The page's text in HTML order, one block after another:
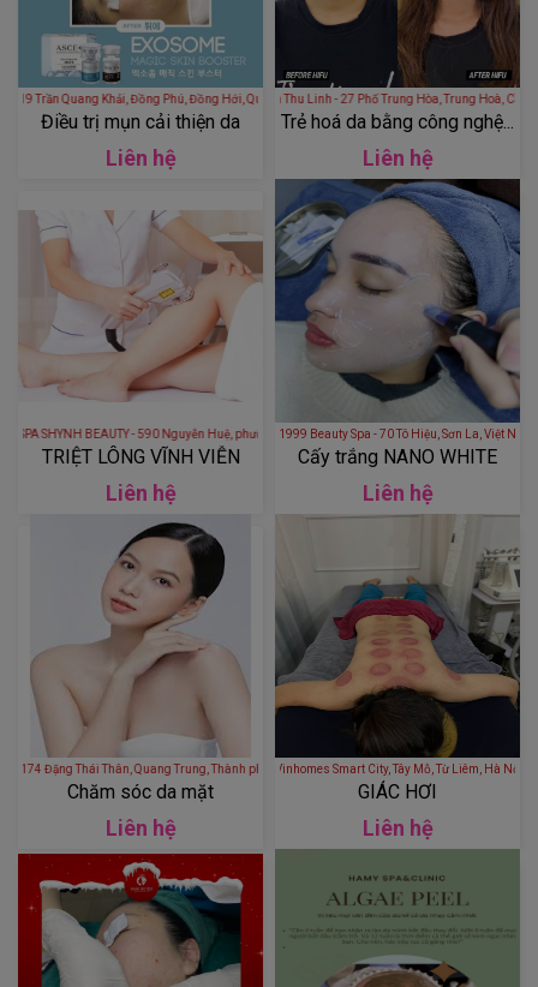
YooHa Spa - 19 Trần Quang Khải, Đồng Phú, Đồng Hới, Quảng Bình, Việt Nam
Điều trị mụn cải thiện da
Liên hệ
Spa Thu Linh - 27 Phố Trung Hòa, Trung Hoà, Cầu Giấy,
Trẻ hoá da bằng công nghệ...
Liên hệ
BEAUTY - 590 Nguyễn Huệ, phường 9, Sóc Trăng, Việt Nam
TRIỆT LÔNG VĨNH VIỄN
Liên hệ
1999 Beauty Spa - 70 Tô Hiệu, Sơn La, Việt Nam
Cấy trắng NANO WHITE
Liên hệ
Thái Thân, Quang Trung, Thành phố Vinh, Nghệ An, Việt Nam
Chăm sóc da mặt
Liên hệ
Doji Spa - Vinhomes Smart City, Tây Mỗ, Từ
GIÁC HƠI
Liên hệ